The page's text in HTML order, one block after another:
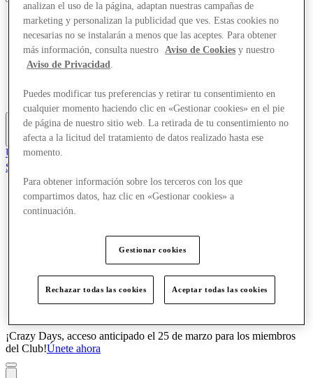
Tiendas
Ofertas
Planifica tu visita
Comer y beber
¿Qué pasa?
Tarjetas regalo
Más
Únete al Club
Salvado
es
Tiendas
Ofertas
Tarjetas regalo
¡Crazy Days, acceso anticipado el 25 de marzo para los miembros
del Club!Únete ahora
analizan el uso de la página, adaptan nuestras campañas de
marketing y personalizan la publicidad que ves. Estas cookies no
necesarias no se instalarán a menos que las aceptes. Para obtener
más información, consulta nuestro
Aviso de Cookies y nuestro
Aviso de Privacidad.
Puedes modificar tus preferencias y retirar tu consentimiento en
cualquier momento haciendo clic en «Gestionar cookies» en el pie
de página de nuestro sitio web. La retirada de tu consentimiento no
afecta a la licitud del tratamiento de datos realizado hasta ese
momento.
Para obtener información sobre los terceros con los que
compartimos datos, haz clic en «Gestionar cookies» a
continuación.
Gestionar cookies
Rechazar todas las cookies Aceptar todas las cookies